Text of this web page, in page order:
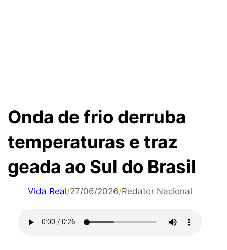
Onda de frio derruba
temperaturas e traz
geada ao Sul do Brasil
Vida Real/27/06/2026/Redator Nacional